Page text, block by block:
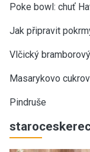
Poke bowl: chuť
Jak připravit
Vlčický
Masarykovo
Pindruše